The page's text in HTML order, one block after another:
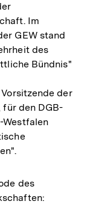
Im
GEW stand
des
Bündnis"
der
für den DGB-
Westfalen
des